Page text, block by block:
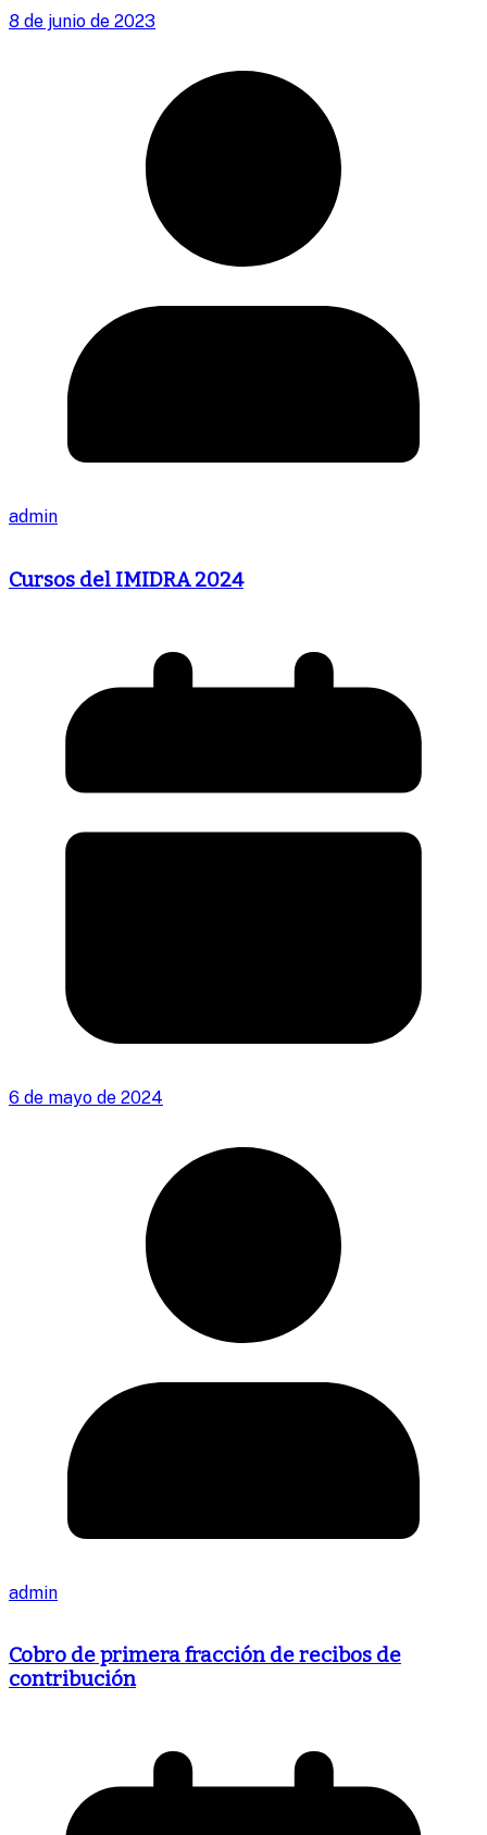
8 de junio de 2023
admin
Cursos del IMIDRA 2024
6 de mayo de 2024
admin
Cobro de primera fracción de recibos de
contribución